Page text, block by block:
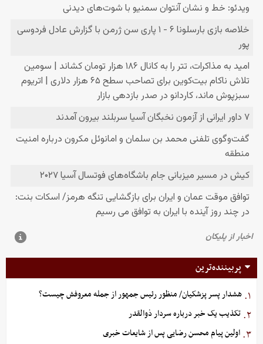
پربیننده‌ترین
۱. هشدار پسر پزشکیان/ منظور رئیس جمهور از جمله معروفش چیست؟
۲. تکذیب یک خبر درباره سردار ذوالقدر
۳. اولین پیام محسن رضایی پس از شایعات خبری